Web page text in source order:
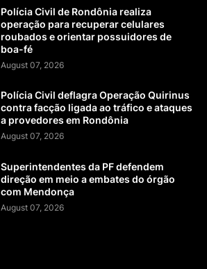
Polícia Civil de Rondônia realiza
operação para recuperar celulares
roubados e orientar possuidores de
boa-fé
August 07, 2026
Polícia Civil deflagra Operação Quirinus
contra facção ligada ao tráfico e ataques
a provedores em Rondônia
August 07, 2026
Superintendentes da PF defendem
direção em meio a embates do órgão
com Mendonça
August 07, 2026